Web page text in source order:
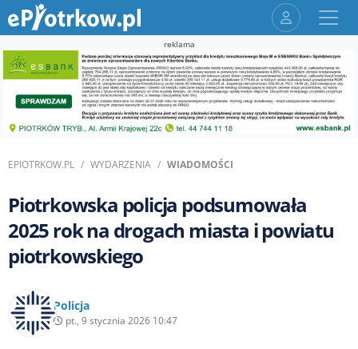
reklama
EPIOTRKOW.PL WYDARZENIA WIADOMOŚCI
Piotrkowska policja podsumowała
2025 rok na drogach miasta i powiatu
piotrkowskiego
Policja
pt., 9 stycznia 2026 10:47